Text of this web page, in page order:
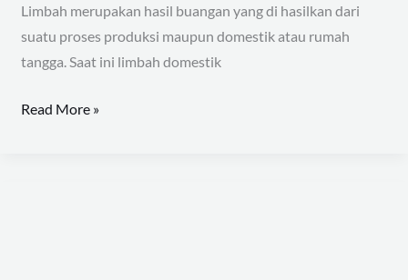
Limbah merupakan hasil buangan yang di hasilkan dari
suatu proses produksi maupun domestik atau rumah
tangga. Saat ini limbah domestik
Read More »